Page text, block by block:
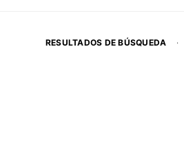
RESULTADOS DE BÚSQUEDA ·